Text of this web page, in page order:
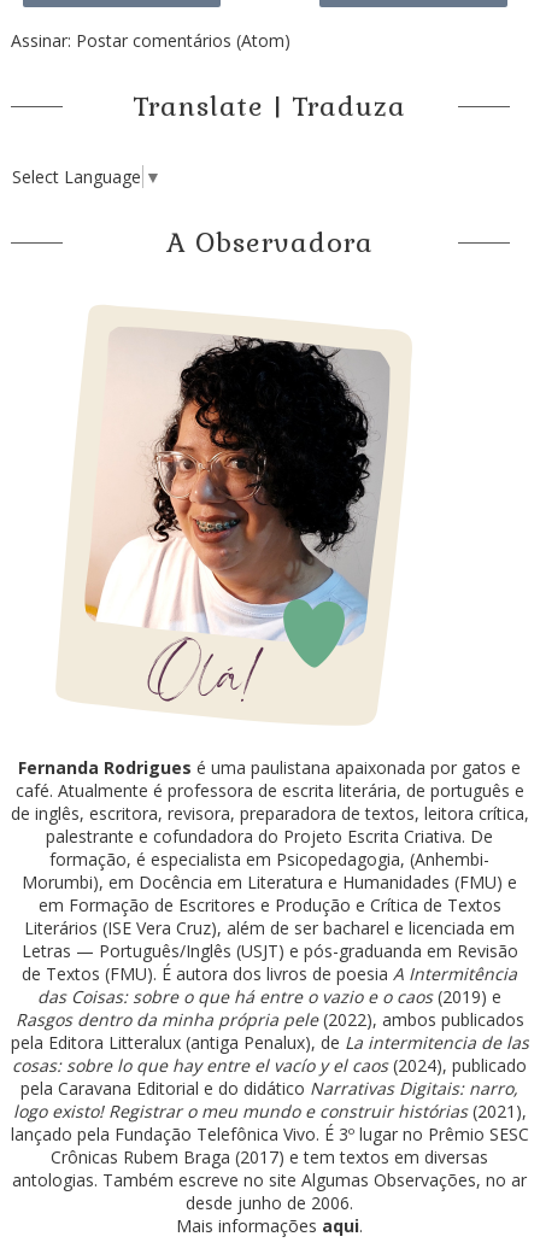
Assinar: Postar comentários (Atom)
Translate | Traduza
Select Language ▼
A Observadora
Fernanda Rodrigues é uma paulistana apaixonada por gatos e
café. Atualmente é professora de escrita literária, de português e
de inglês, escritora, revisora, preparadora de textos, leitora crítica,
palestrante e cofundadora do Projeto Escrita Criativa. De
formação, é especialista em Psicopedagogia, (Anhembi-
Morumbi), em Docência em Literatura e Humanidades (FMU) e
em Formação de Escritores e Produção e Crítica de Textos
Literários (ISE Vera Cruz), além de ser bacharel e licenciada em
Letras — Português/Inglês (USJT) e pós-graduanda em Revisão
de Textos (FMU). É autora dos livros de poesiaA Intermitência
das Coisas: sobre o que há entre o vazio e o caos(2019) e
Rasgos dentro da minha própria pele(2022), ambos publicados
pela Editora Litteralux (antiga Penalux), de La intermitencia de las
cosas: sobre lo que hay entre el vacío y el caos(2024), publicado
pela Caravana Editorial e do didático Narrativas Digitais: narro,
logo existo! Registrar o meu mundo e construir histórias(2021),
lançado pela Fundação Telefônica Vivo. É 3º lugar no Prêmio SESC
Crônicas Rubem Braga (2017) e tem textos em diversas
antologias. Também escreve no site Algumas Observações, no ar
desde junho de 2006.
Mais informações aqui.